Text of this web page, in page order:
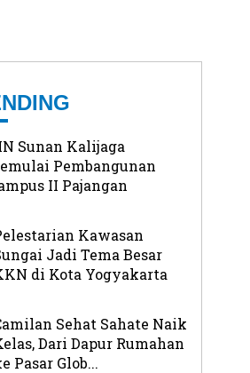
Sunan Kalijaga
Pembangunan
II Pajangan
Kawasan
Jadi Tema Besar
di Kota Yogyakarta
Sehat Sahate Naik
Dari Dapur Rumahan
Pasar Glob...